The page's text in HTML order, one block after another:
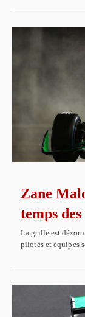
Zane
temps
La grille est
pilotes et équipes